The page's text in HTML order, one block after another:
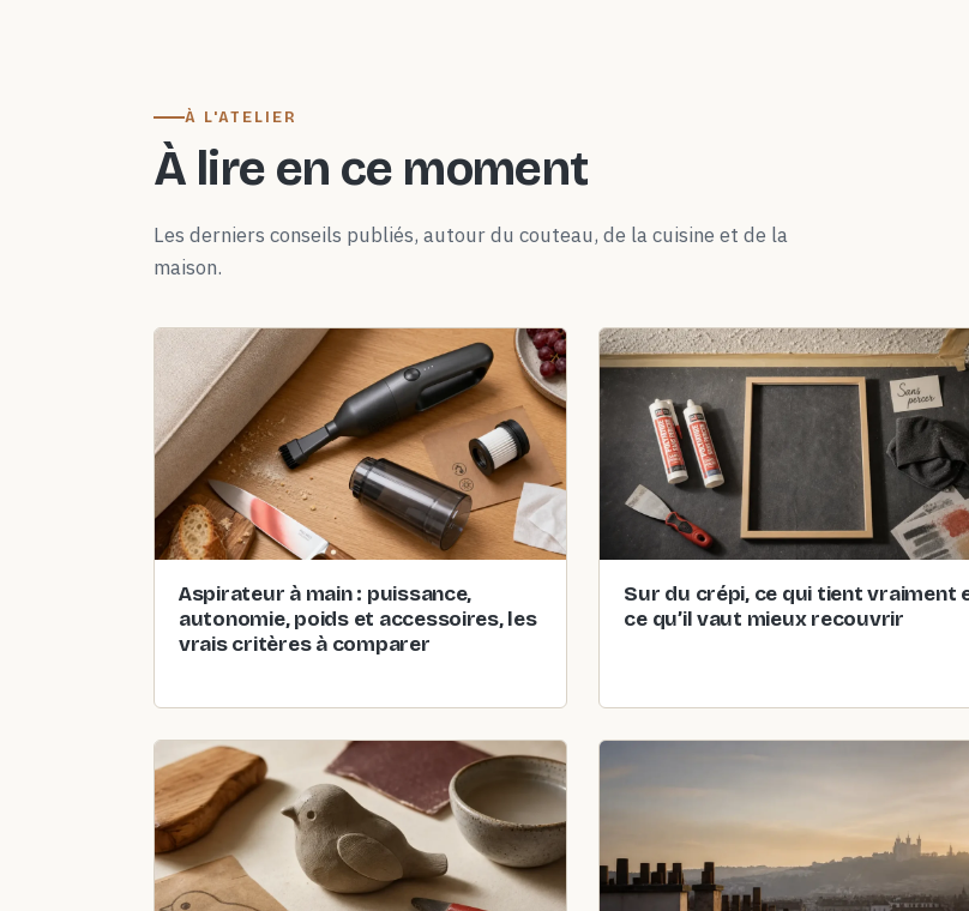
À L'ATELIER
À lire en ce moment
Les derniers conseils publiés, autour du couteau, de la cuisine et de la
maison.
Aspirateur à main : puissance,
autonomie, poids et accessoires, les
vrais critères à comparer
Sur du crépi, ce qui tient vraiment
ce qu’il vaut mieux recouvrir